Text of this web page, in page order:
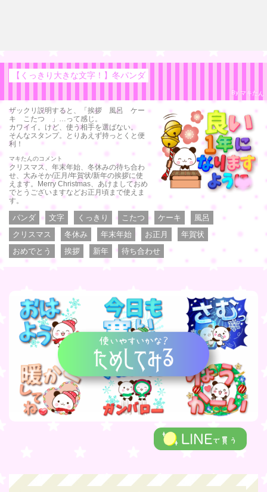
【くっきり大きな文字！】冬パンダ
By マキたん
ザックリ説明すると、「挨拶 風呂 ケー
キ こたつ 」…って感じ。
カワイイ。けど、使う相手を選ばない。
そんなスタンプ。とりあえず持っとくと便
利！
マキたんのコメント
クリスマス、年末年始、冬休みの待ち合わ
せ、大みそか/正月/年賀状/新年の挨拶に使
えます。Merry Christmas、あけましておめ
でとうございますなどお正月頃まで使えま
す。
パンダ 文字 くっきり こたつ ケーキ
風呂
クリスマス
冬休み 年末年始 お正月
年賀状
おめでとう
挨拶 新年 待ち合わせ